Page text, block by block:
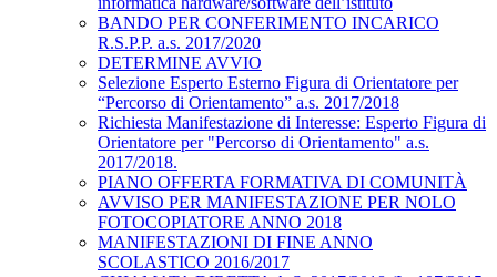
BANDO PER CONFERIMENTO INCARICO
R.S.P.P. a.s. 2017/2020
DETERMINE AVVIO
Selezione Esperto Esterno Figura di Orientatore per
“Percorso di Orientamento” a.s. 2017/2018
Richiesta Manifestazione di Interesse: Esperto Figura di
Orientatore per "Percorso di Orientamento" a.s.
2017/2018.
PIANO OFFERTA FORMATIVA DI COMUNITÀ
AVVISO PER MANIFESTAZIONE PER NOLO
FOTOCOPIATORE ANNO 2018
MANIFESTAZIONI DI FINE ANNO
SCOLASTICO 2016/2017